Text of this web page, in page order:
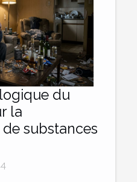
du
la
substances